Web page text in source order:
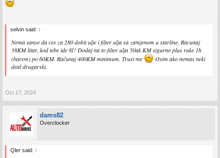
selvin said: ↑
Nema sanse da ces za 280 dobit ulje i filter ulja sa zamjenom u starline. Racunaj
38KM litar, kod tebe ide 8l? Dodaj na to filter ulja 50ak KM sigurno plus ruke 1h
(barem) po 60KM. Računaj 400KM minimum. Trust me
Osim ako nemas neki
deal drugarski.
Oct 17, 2024
dams82
Overclocker
Qler said: ↑